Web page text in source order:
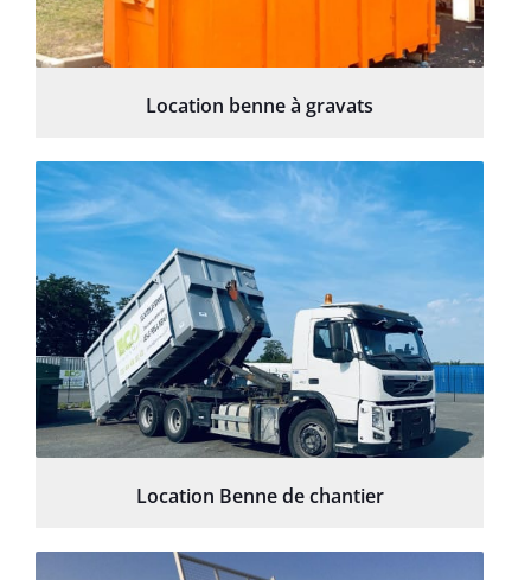
Location benne à gravats
Location Benne de chantier